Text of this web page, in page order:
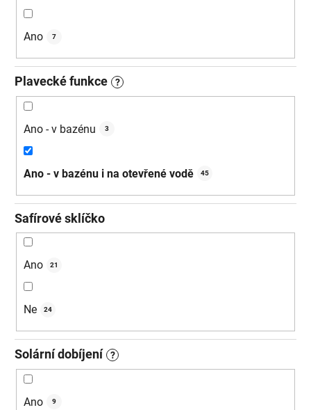
Ano 7
Plavecké funkce ?
Ano - v bazénu 3
Ano - v bazénu i na otevřené vodě 45
Safírové sklíčko
Ano 21
Ne 24
Solární dobíjení ?
Ano 9